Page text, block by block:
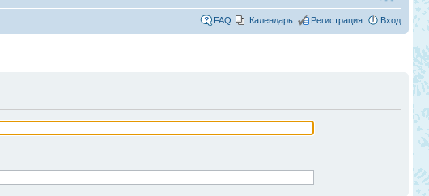
FAQ Календарь Регистрация Вход